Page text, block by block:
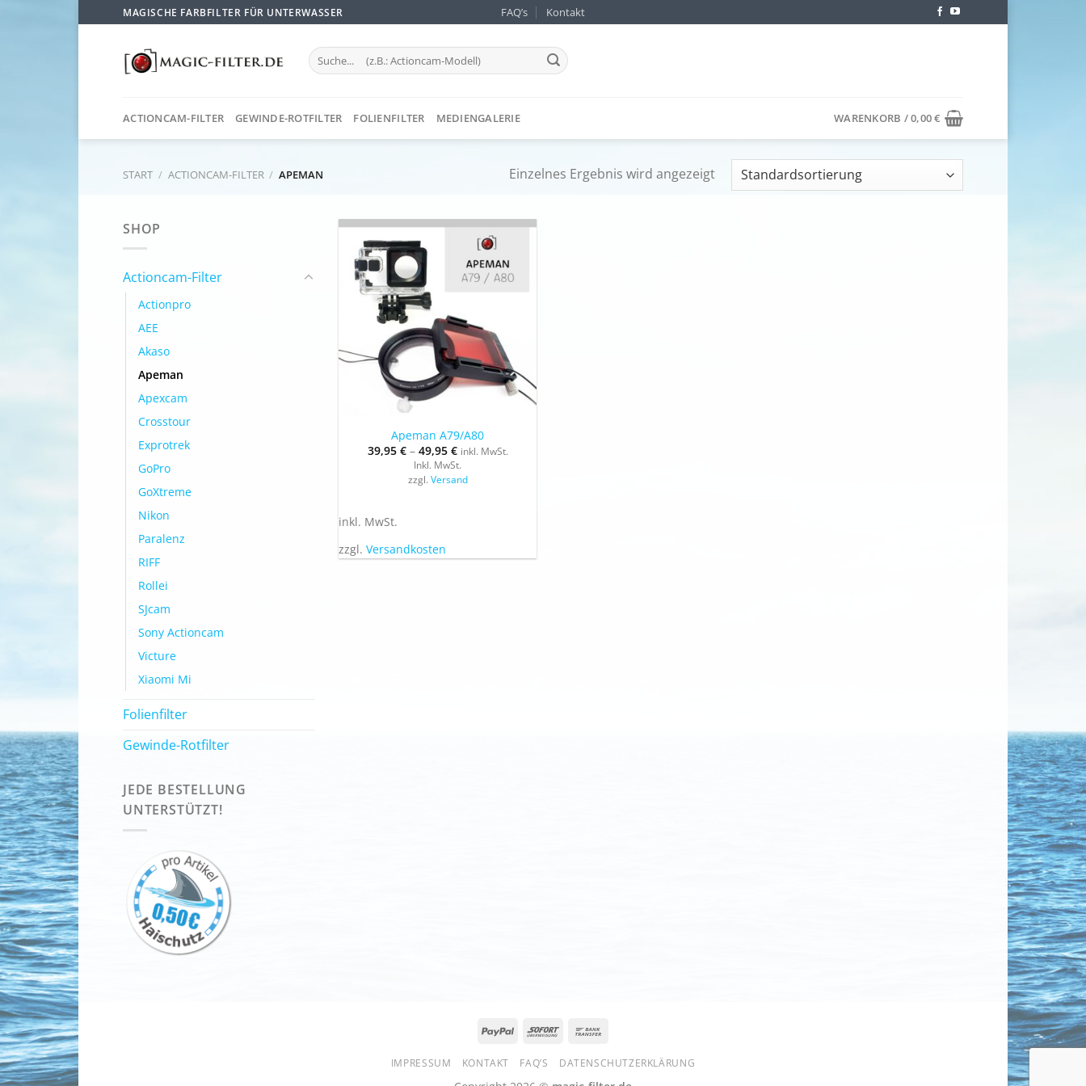
Inhalt
springen
MAGISCHE FARBFILTER FÜR UNTERWASSER FAQ’s Kontakt
Suchen
nach:
ACTIONCAM-FILTER GEWINDE-ROTFILTER FOLIENFILTER MEDIENGALERIE WARENKORB /0,00€
START / ACTIONCAM-FILTER / APEMAN Einzelnes Ergebnis wird angezeigt
SHOP
Actioncam-Filter
Actionpro
AEE
Akaso
Apeman
Apexcam
Crosstour
Exprotrek
GoPro
GoXtreme
Nikon
Paralenz
RIFF
Rollei
SJcam
Sony Actioncam
Victure
Xiaomi Mi
Folienfilter
Gewinde-Rotfilter
JEDE BESTELLUNG
UNTERSTÜTZT!
Apeman A79/A80
39,95 €– 49,95 € inkl. MwSt.
Inkl. MwSt.
zzgl. Versand
inkl. MwSt.
zzgl.Versandkosten
IMPRESSUM KONTAKT FAQ’S DATENSCHUTZERKLÄRUNG